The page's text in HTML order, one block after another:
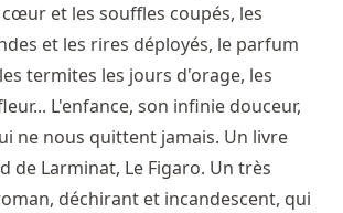
et les souffles coupés, les
et les rires déployés, le parfum
termites les jours d'orage, les
L'enfance, son infinie douceur,
ne nous quittent jamais. Un livre
de Larminat, Le Figaro. Un très
déchirant et incandescent, qui